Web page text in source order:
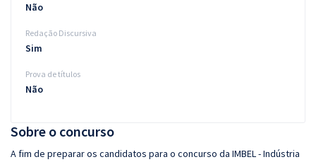
Sobre o concurso
A fim de preparar os candidatos para o concurso da IMBEL - Indústria
Não
Redação Discursiva
Sim
Prova de títulos
Não